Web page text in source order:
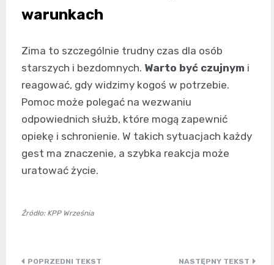
warunkach
Zima to szczególnie trudny czas dla osób
starszych i bezdomnych. Warto być czujnym i
reagować, gdy widzimy kogoś w potrzebie.
Pomoc może polegać na wezwaniu
odpowiednich służb, które mogą zapewnić
opiekę i schronienie. W takich sytuacjach każdy
gest ma znaczenie, a szybka reakcja może
uratować życie.
Źródło: KPP Września